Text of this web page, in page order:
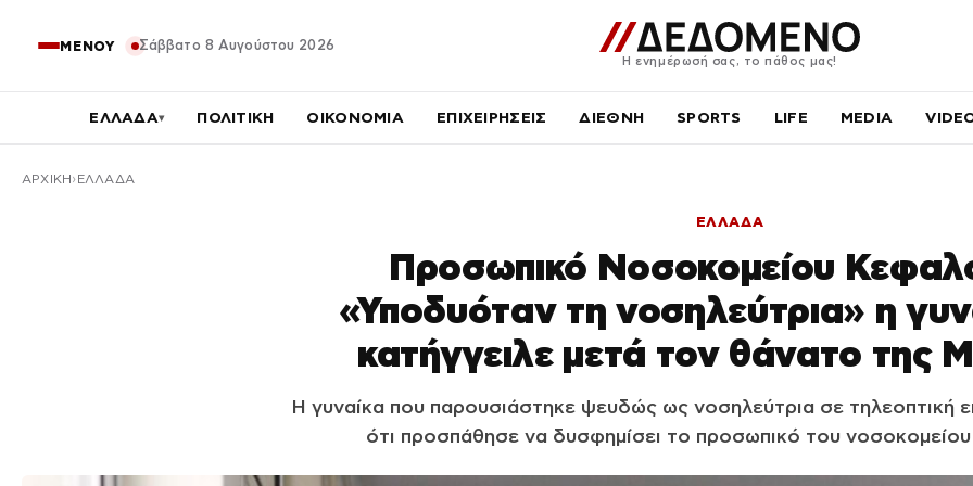
ΜΕΝΟΥ Σάββατο 8 Αυγούστου 2026
Η ενημέρωσή σας, το πάθος μας!
ΕΛΛΑΔΑ▾ ΠΟΛΙΤΙΚΗ ΟΙΚΟΝΟΜΙΑ ΕΠΙΧΕΙΡΗΣΕΙΣ ΔΙΕΘΝΗ SPORTS LIFE MEDIA
ΑΡΧΙΚΉ ΕΛΛΑΔΑ
ΕΛΛΑΔΑ
Προσωπικό Νοσοκομείου
«Υποδυόταν τη νοσηλεύτρια» η
κατήγγειλε μετά τον θάνατο της
Η γυναίκα που παρουσιάστηκε ψευδώς ως νοσηλεύτρια σε τηλεοπτική
ότι προσπάθησε να δυσφημίσει το προσωπικό του